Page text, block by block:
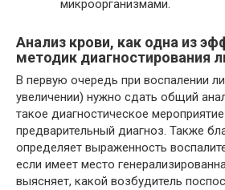
микроорганизмами.
Анализ крови, как одна из
методик диагностирования
В первую очередь при воспалении
увеличении) нужно сдать общий
такое диагностическое
предварительный диагноз. Также
определяет выраженность
если имеет место
выясняет, какой возбудитель